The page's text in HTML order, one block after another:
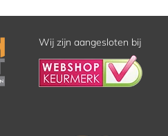
Wij zijn aangesloten bij